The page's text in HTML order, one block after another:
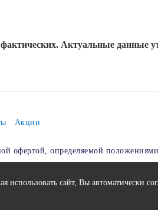
Актуальные данные
Акции
офертой, определяемой
сайт, Вы автоматически